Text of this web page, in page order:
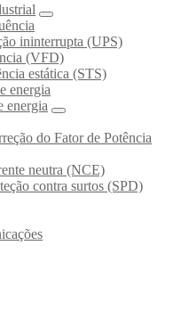
ininterrupta (UPS)
(VFD)
estática (STS)
energia
energia
do Fator de Potência
neutra (NCE)
contra surtos (SPD)